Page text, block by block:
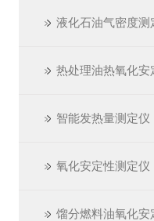
液化石油气密度测
热处理油热氧化安
智能发热量测定仪
氧化安定性测定仪
馏分燃料油氧化安